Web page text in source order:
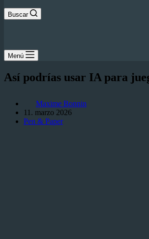
Buscar
Menú
Así podrías usar IA para
Maxime Bonnin
11. marzo 2026
Pen & Paper